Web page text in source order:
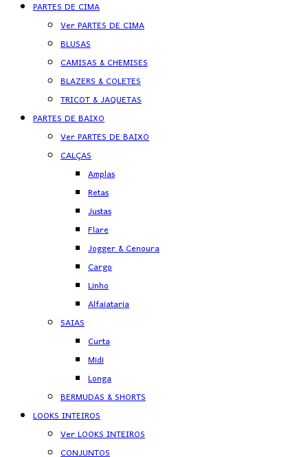
PARTES DE CIMA
Ver PARTES DE CIMA
BLUSAS
CAMISAS & CHEMISES
BLAZERS & COLETES
TRICOT & JAQUETAS
PARTES DE BAIXO
Ver PARTES DE BAIXO
CALÇAS
Amplas
Retas
Justas
Flare
Jogger & Cenoura
Cargo
Linho
Alfaiataria
SAIAS
Curta
Midi
Longa
BERMUDAS & SHORTS
LOOKS INTEIROS
Ver LOOKS INTEIROS
CONJUNTOS